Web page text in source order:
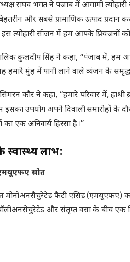
राघव भगत ने पंजाब में आगामी
और सबसे प्रामाणिक उत्पाद प्रदान
इस त्योहारी सीजन में हम आपके
कुलदीप सिंह ने कहा, “पंजाब में, हम
हमारे मुंह में पानी लाने वाले व्यंजन के
कौर ने कहा, “हमारे परिवार में,
इसका उपयोग अपने दिवाली समारोहों के
का एक अनिवार्य हिस्सा है।”
स्वास्थ्य लाभ:
स्रोत
मोनोअनसैचुरेटेड फैटी एसिड (एमयूएफए)
और संतृप्त वसा के बीच एक